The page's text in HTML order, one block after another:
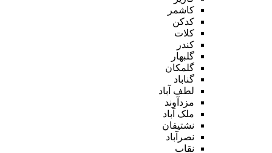
کاشمر
کدکن
کلات
کندر
گلبهار
گلمکان
گناباد
لطف آباد
مزدآوند
ملک آباد
نشتیفان
نصرآباد
نقاب